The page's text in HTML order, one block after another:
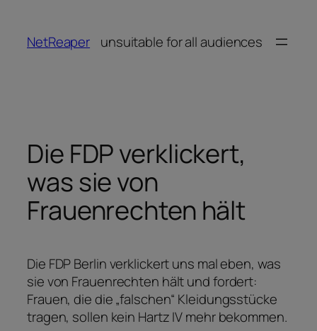
springen
NetReaper unsuitable for all audiences
Die FDP verklickert,
was sie von
Frauenrechten hält
Die FDP Berlin verklickert uns mal eben, was
sie von Frauenrechten hält und fordert:
Frauen, die die „falschen“ Kleidungsstücke
tragen, sollen kein Hartz IV mehr bekommen.